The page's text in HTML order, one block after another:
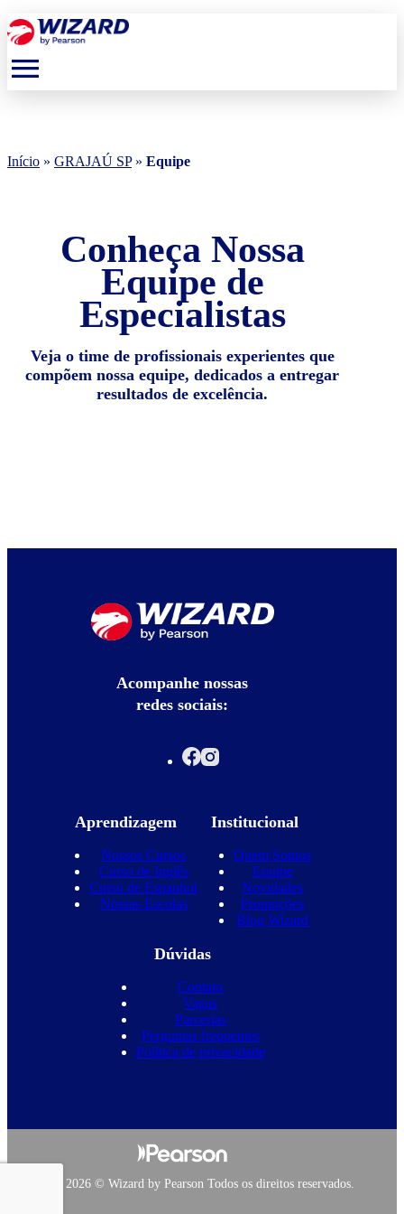
menu
Início » GRAJAÚ SP» Equipe
Conheça Nossa
Equipe de
Especialistas
Veja o time de profissionais experientes que
compõem nossa equipe, dedicados a entregar
resultados de excelência.
Acompanhe nossas
redes sociais:
Aprendizagem
Nossos Cursos
Curso de Inglês
Curso de Espanhol
Nossas Escolas
Institucional
Quem Somos
Equipe
Novidades
Promoções
Blog Wizard
Dúvidas
Contato
Vagas
Parcerias
Perguntas frequentes
Política de privacidade
Copyright 2026 © Wizard by Pearson Todos os direitos reservados.